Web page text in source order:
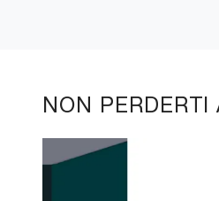
NON PERDERTI